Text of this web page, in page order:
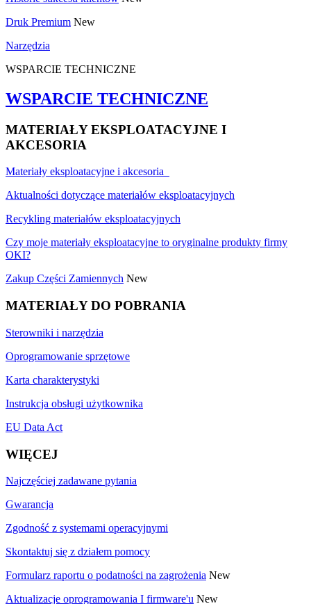
Druk Premium New
Narzędzia
WSPARCIE TECHNICZNE
WSPARCIE TECHNICZNE
MATERIAŁY EKSPLOATACYJNE I
AKCESORIA
Materiały eksploatacyjne i akcesoria
Aktualności dotyczące materiałów eksploatacyjnych
Recykling materiałów eksploatacyjnych
Czy moje materiały eksploatacyjne to oryginalne produkty firmy
OKI?
Zakup Części Zamiennych New
MATERIAŁY DO POBRANIA
Sterowniki i narzędzia
Oprogramowanie sprzętowe
Karta charakterystyki
Instrukcja obsługi użytkownika
EU Data Act
WIĘCEJ
Najczęściej zadawane pytania
Gwarancja
Zgodność z systemami operacyjnymi
Skontaktuj się z działem pomocy
Formularz raportu o podatności na zagrożenia New
Aktualizacje oprogramowania I firmware'u New